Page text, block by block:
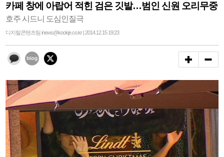
카페 창에 아랍어 적힌 검은 깃발…범인 신원 오리무중
호주 시드니 도심인질극
디지털콘텐츠팀 inews@kookje.co.kr | 2014.12.15 19:23